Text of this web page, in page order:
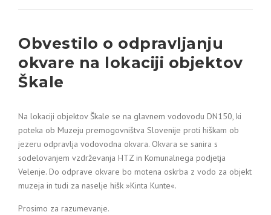
Obvestilo o odpravljanju
okvare na lokaciji objektov
Škale
Na lokaciji objektov Škale se na glavnem vodovodu DN150, ki
poteka ob Muzeju premogovništva Slovenije proti hiškam ob
jezeru odpravlja vodovodna okvara. Okvara se sanira s
sodelovanjem vzdrževanja HTZ in Komunalnega podjetja
Velenje. Do odprave okvare bo motena oskrba z vodo za objekt
muzeja in tudi za naselje hišk »Kinta Kunte«.
Prosimo za razumevanje.